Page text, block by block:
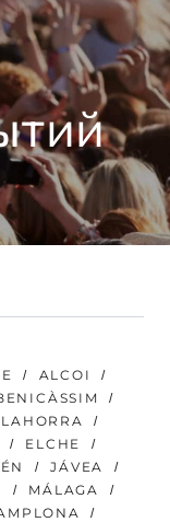
ALCOI
ELCHE
JÁVEA
MÁLAGA